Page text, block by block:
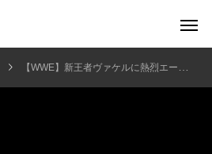
【WWE】新王者ヴァケルに熱烈エール！NXTマイルズ・ボーンが“愛と絆”のチャンピオンシップ祝福――最強カップルがWWEを席巻！